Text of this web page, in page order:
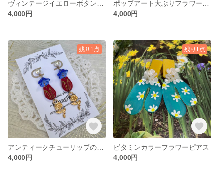
4,000円
4,000円
残り1点
4,000円
残り1点
ビタミンカラーフラワーピアス
4,000円